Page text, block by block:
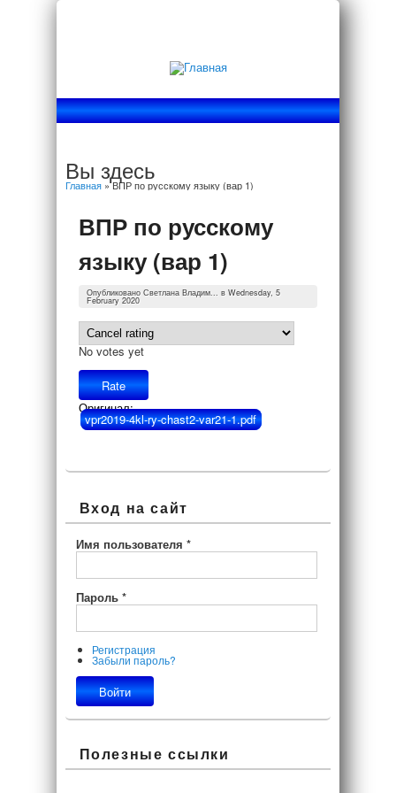
Вы здесь
Главная» ВПР по русскому языку (вар 1)
ВПР по русскому
языку (вар 1)
Опубликовано Светлана Владим... в Wednesday, 5
February 2020
No votes yet
Оригинал:
vpr2019-4kl-ry-chast2-var21-1.pdf
Вход на сайт
Имя пользователя *
Пароль *
Регистрация
Забыли пароль?
Полезные ссылки